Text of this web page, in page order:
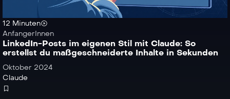
12 Minuten
AnfangerInnen
LinkedIn-Posts im eigenen Stil mit Claude: So
erstellst du maßgeschneiderte Inhalte in Sekunden
Oktober 2024
Claude